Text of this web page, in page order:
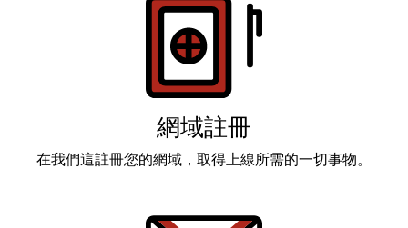
網域註冊
在我們這註冊您的網域，取得上線所需的一切事物。